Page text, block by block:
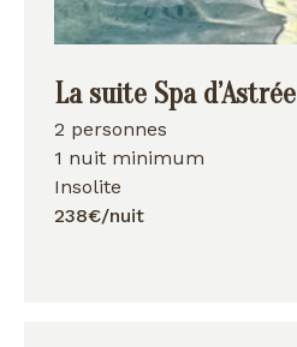
La suite Spa d’Astrée
2 personnes
1 nuit minimum
Insolite
238€/nuit